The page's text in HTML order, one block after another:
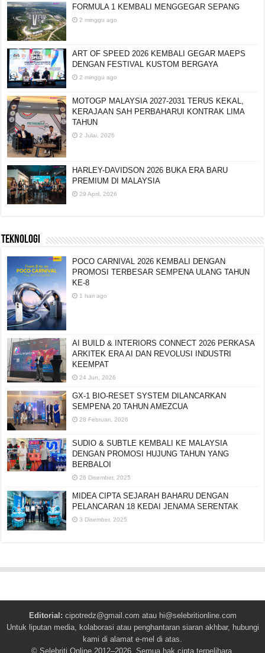
FORMULA 1 KEMBALI MENGGEGAR SEPANG
2 minggu ago
ART OF SPEED 2026 KEMBALI GEGAR MAEPS
DENGAN FESTIVAL KUSTOM BERGAYA
2 minggu ago
MOTOGP MALAYSIA 2027-2031 TERUS KEKAL,
KERAJAAN SAH PERBAHARUI KONTRAK LIMA
TAHUN
2 Julai, 2026
HARLEY-DAVIDSON 2026 BUKA ERA BARU
PREMIUM DI MALAYSIA
29 April, 2026
TEKNOLOGI
POCO CARNIVAL 2026 KEMBALI DENGAN
PROMOSI TERBESAR SEMPENA ULANG TAHUN
KE-8
1 hari ago
AI BUILD & INTERIORS CONNECT 2026 PERKASA
ARKITEK ERA AI DAN REVOLUSI INDUSTRI
KEEMPAT
24 Jun, 2026
GX-1 BIO-RESET SYSTEM DILANCARKAN
SEMPENA 20 TAHUN AMEZCUA
28 Februari, 2026
SUDIO & SUBTLE KEMBALI KE MALAYSIA
DENGAN PROMOSI HUJUNG TAHUN YANG
BERBALOI
26 Disember, 2025
MIDEA CIPTA SEJARAH BAHARU DENGAN
PELANCARAN 18 KEDAI JENAMA SERENTAK
3 Disember, 2025
Editorial: cipotredz@gmail.com atau hi@selebritionline.com
Untuk liputan media, kolaborasi atau penghantaran siaran akhbar, hubungi
kami di alamat e-mel di atas.
© Selebriti Online 2012–2026. Semua hak cipta terpelihara.